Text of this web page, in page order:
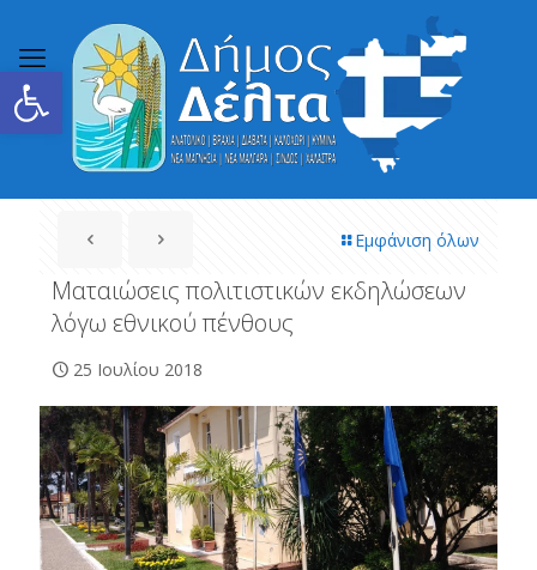
Ανοίξτε τη γραμμή εργαλείων
Εμφάνιση όλων
Ματαιώσεις πολιτιστικών εκδηλώσεων
λόγω εθνικού πένθους
25 Ιουλίου 2018